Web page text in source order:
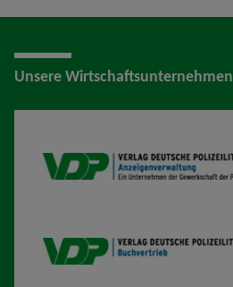
Unsere Wirtschaftsunternehmen
VDP AV
VDP B